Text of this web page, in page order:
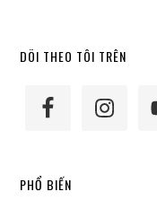
Primary
Sidebar
DÕI THEO TÔI TRÊN
PHỔ BIẾN